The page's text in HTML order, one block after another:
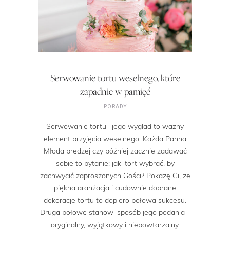
Serwowanie tortu weselnego, które
zapadnie w pamięć
PORADY
Serwowanie tortu i jego wygląd to ważny
element przyjęcia weselnego. Każda Panna
Młoda prędzej czy później zacznie zadawać
sobie to pytanie: jaki tort wybrać, by
zachwycić zaproszonych Gości? Pokażę Ci, że
piękna aranżacja i cudownie dobrane
dekoracje tortu to dopiero połowa sukcesu.
Drugą połowę stanowi sposób jego podania –
oryginalny, wyjątkowy i niepowtarzalny.